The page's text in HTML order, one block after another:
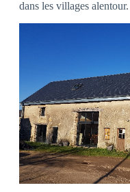
dans les villages alentour.